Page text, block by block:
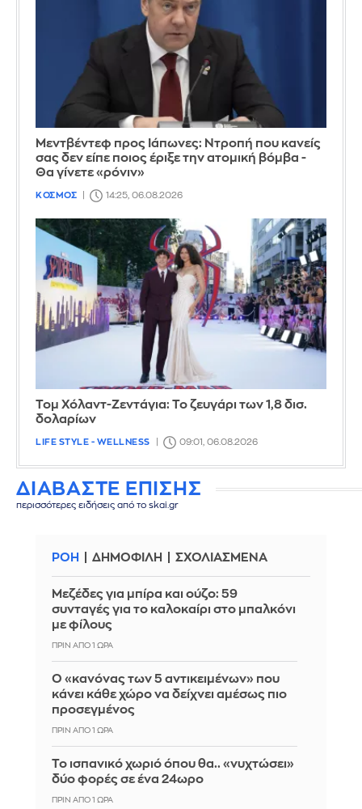
Μεντβέντεφ προς Ιάπωνες: Ντροπή που κανείς
σας δεν είπε ποιος έριξε την ατομική βόμβα -
Θα γίνετε «ρόνιν»
ΚΟΣΜΟΣ 14:25, 06.08.2026
Τομ Χόλαντ-Ζεντάγια: Το ζευγάρι των 1,8 δισ.
δολαρίων
LIFE STYLE - WELLNESS 09:01, 06.08.2026
ΔΙΑΒΑΣΤΕ ΕΠΙΣΗΣ
περισσότερες ειδήσεις από το skai.gr
ΡΟΗ ΔΗΜΟΦΙΛΗ ΣΧΟΛΙΑΣΜΕΝΑ
Μεζέδες για μπίρα και ούζο: 59
συνταγές για το καλοκαίρι στο μπαλκόνι
με φίλους
ΠΡΙΝ ΑΠΌ 1 ΏΡΑ
Ο «κανόνας των 5 αντικειμένων» που
κάνει κάθε χώρο να δείχνει αμέσως πιο
προσεγμένος
ΠΡΙΝ ΑΠΌ 1 ΏΡΑ
Το ισπανικό χωριό όπου θα.. «νυχτώσει»
δύο φορές σε ένα 24ωρο
ΠΡΙΝ ΑΠΌ 1 ΏΡΑ